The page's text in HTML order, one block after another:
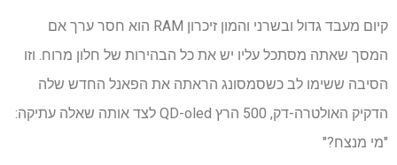
קיום מעבד גדול ובשרני והמון זיכרון RAM הוא חסר ערך אם
המסך שאתה מסתכל עליו יש את כל הבהירות של חלון מרוח. וזו
הסיבה ששימו לב כשסמסונג הראתה את הפאנל החדש שלה
הדקיק האולטרה-דק, 500 הרץ QD-oled לצד אותה שאלה עתיקה:
"מי מנצח?"